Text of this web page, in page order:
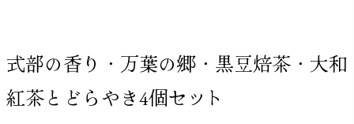
式部の香り・万葉の郷・黒豆焙茶・大和
紅茶とどらやき4個セット